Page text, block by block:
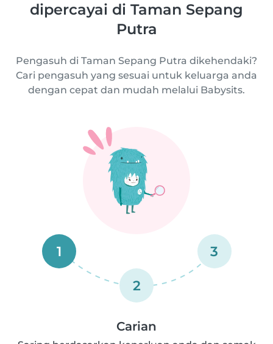
dipercayai di Taman Sepang
Putra
Pengasuh di Taman Sepang Putra dikehendaki?
Cari pengasuh yang sesuai untuk keluarga anda
dengan cepat dan mudah melalui Babysits.
1
2
3
Carian